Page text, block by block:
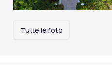
Tutte le foto